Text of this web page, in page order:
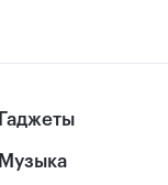
Гаджеты
Музыка